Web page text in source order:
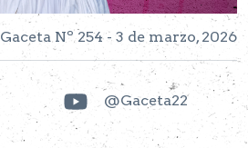
Gaceta Nº 254 - 3 de marzo, 2026
@Gaceta22